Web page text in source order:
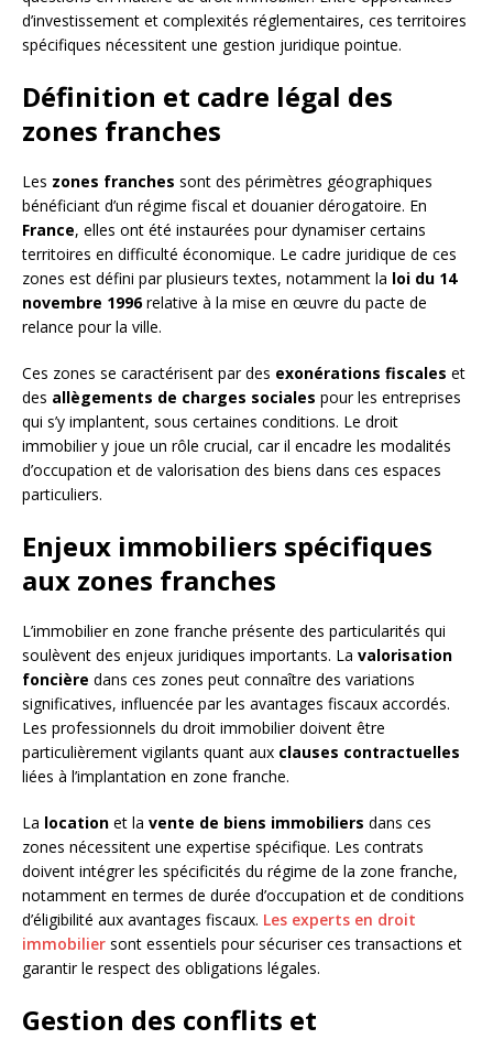
d’investissement et complexités réglementaires, ces territoires
spécifiques nécessitent une gestion juridique pointue.
Définition et cadre légal des
zones franches
Les zones franches sont des périmètres géographiques
bénéficiant d’un régime fiscal et douanier dérogatoire. En
France, elles ont été instaurées pour dynamiser certains
territoires en difficulté économique. Le cadre juridique de ces
zones est défini par plusieurs textes, notamment la loi du 14
novembre 1996relative à la mise en œuvre du pacte de
relance pour la ville.
Ces zones se caractérisent par des exonérations fiscales et
des allègements de charges sociales pour les entreprises
qui s’y implantent, sous certaines conditions. Le droit
immobilier y joue un rôle crucial, car il encadre les modalités
d’occupation et de valorisation des biens dans ces espaces
particuliers.
Enjeux immobiliers spécifiques
aux zones franches
L’immobilier en zone franche présente des particularités qui
soulèvent des enjeux juridiques importants. La valorisation
foncière dans ces zones peut connaître des variations
significatives, influencée par les avantages fiscaux accordés.
Les professionnels du droit immobilier doivent être
particulièrement vigilants quant aux clauses contractuelles
liées à l’implantation en zone franche.
La location et la vente de biens immobiliers dans ces
zones nécessitent une expertise spécifique. Les contrats
doivent intégrer les spécificités du régime de la zone franche,
notamment en termes de durée d’occupation et de conditions
d’éligibilité aux avantages fiscaux. Les experts en droit
immobilier sont essentiels pour sécuriser ces transactions et
garantir le respect des obligations légales.
Gestion des conflits et